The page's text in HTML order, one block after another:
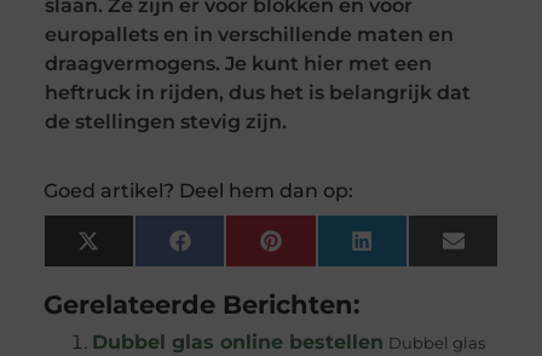
slaan. Ze zijn er voor blokken en voor
europallets en in verschillende maten en
draagvermogens. Je kunt hier met een
heftruck in rijden, dus het is belangrijk dat
de stellingen stevig zijn.
Goed artikel? Deel hem dan op:
X
(Twitter)
FacebookPinterestLinkedInEmail
Gerelateerde Berichten:
Dubbel glas online bestellen Dubbel glas